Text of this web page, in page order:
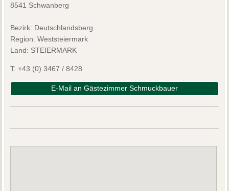
8541 Schwanberg
Bezirk: Deutschlandsberg
Region: Weststeiermark
Land: STEIERMARK
T: +43 (0) 3467 / 8428
E-Mail an Gästezimmer Schmuckbauer